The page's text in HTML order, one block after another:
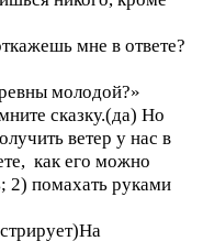
в ответе?
сказку.(да) Но
ветер у нас в
как его можно
2) помахать руками